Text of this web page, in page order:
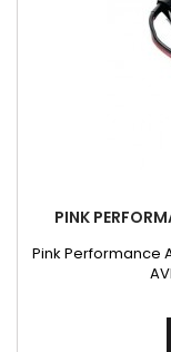
PINK
Pink Performance